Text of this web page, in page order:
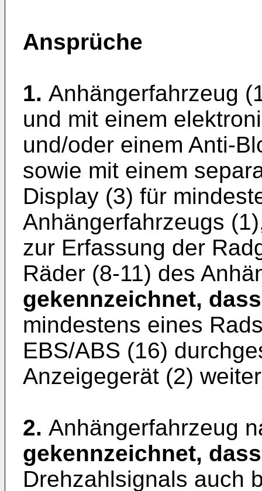
Ansprüche
1. Anhängerfahrzeug
und mit einem
und/oder einem Anti-
sowie mit einem
Display (3) für
Anhängerfahrzeugs
zur Erfassung der
Räder (8-11) des
gekennzeichnet, dass
mindestens eines
EBS/ABS (16)
Anzeigegerät (2)
2. Anhängerfahrzeug
gekennzeichnet, dass
Drehzahlsignals auch